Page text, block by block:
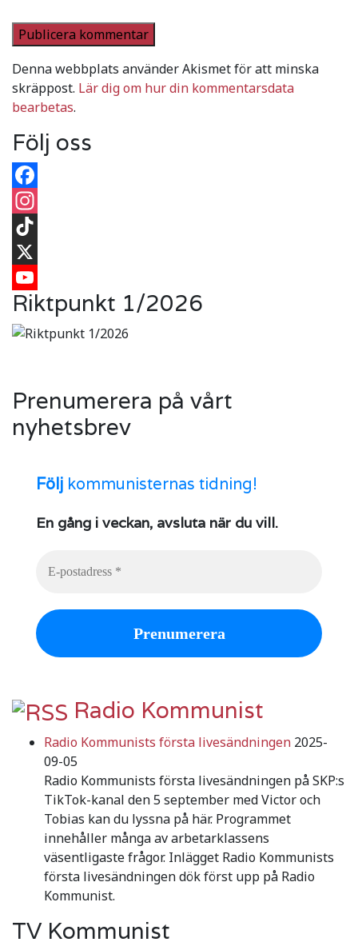
Denna webbplats använder Akismet för att minska
skräppost. Lär dig om hur din kommentarsdata
bearbetas.
Följ oss
Facebook
Instagram
TikTok
X
YouTube
Riktpunkt 1/2026
Prenumerera på vårt
nyhetsbrev
Följ kommunisternas tidning!
En gång i veckan, avsluta när du vill.
Radio Kommunist
Radio Kommunists första livesändningen 2025-
09-05
Radio Kommunists första livesändningen på SKP:s
TikTok-kanal den 5 september med Victor och
Tobias kan du lyssna på här. Programmet
innehåller många av arbetarklassens
väsentligaste frågor. Inlägget Radio Kommunists
första livesändningen dök först upp på Radio
Kommunist.
TV Kommunist